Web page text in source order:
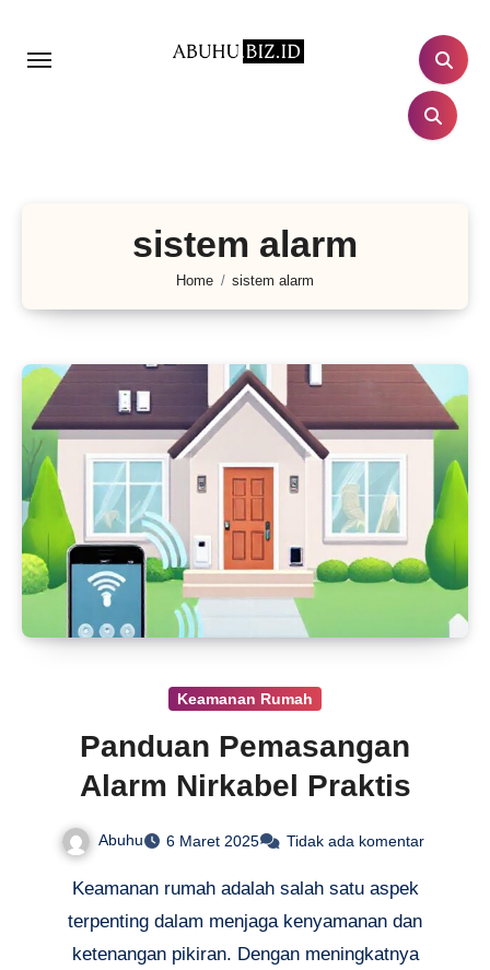
sistem alarm
Home sistem alarm
Keamanan Rumah
Panduan Pemasangan
Alarm Nirkabel Praktis
Abuhu 6 Maret 2025 Tidak ada komentar
Keamanan rumah adalah salah satu aspek
terpenting dalam menjaga kenyamanan dan
ketenangan pikiran. Dengan meningkatnya